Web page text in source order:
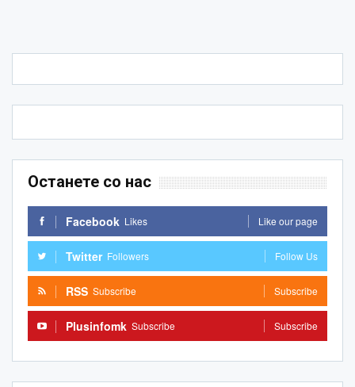
Останете со нас
Facebook Likes Like our page
Twitter Followers Follow Us
RSS Subscribe Subscribe
Plusinfomk Subscribe Subscribe